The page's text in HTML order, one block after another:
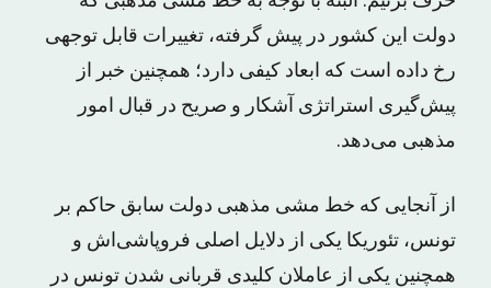
دولت این کشور در پیش گرفته، تغییرات قابل توجهی
رخ داده است که ابعاد کیفی دارد؛ همچنین خبر از
پیش‌گیری استراتژی آشکار و صریح در قبال امور
مذهبی می‌دهد.
از آنجایی که خط مشی مذهبی دولت سابق حاکم بر
تونس، تئوریکا یکی از دلایل اصلی فروپاشی‌اش و
همچنین یکی از عاملان کلیدی قربانی شدن تونس در